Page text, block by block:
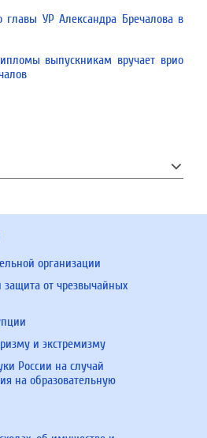
главы УР Александра Бречалова в
выпускникам вручает врио
организации
защита от чрезвычайных
и экстремизму
России на случай
на образовательную